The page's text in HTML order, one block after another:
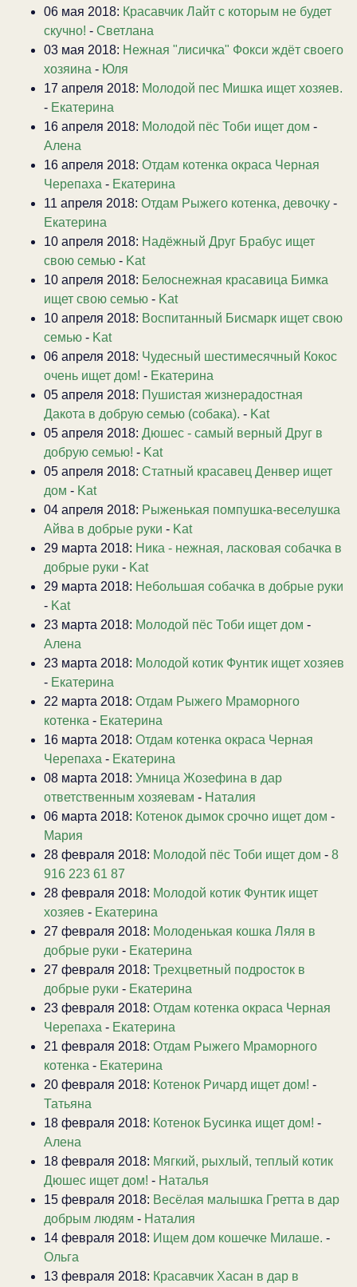
06 мая 2018: Красавчик Лайт с которым не будет
скучно! - Светлана
03 мая 2018: Нежная "лисичка" Фокси ждёт своего
хозяина - Юля
17 апреля 2018: Молодой пес Мишка ищет хозяев.
- Екатерина
16 апреля 2018: Молодой пёс Тоби ищет дом -
Алена
16 апреля 2018: Отдам котенка окраса Черная
Черепаха - Екатерина
11 апреля 2018: Отдам Рыжего котенка, девочку -
Екатерина
10 апреля 2018: Надёжный Друг Брабус ищет
свою семью - Kat
10 апреля 2018: Белоснежная красавица Бимка
ищет свою семью - Kat
10 апреля 2018: Воспитанный Бисмарк ищет свою
семью - Kat
06 апреля 2018: Чудесный шестимесячный Кокос
очень ищет дом! - Екатерина
05 апреля 2018: Пушистая жизнерадостная
Дакота в добрую семью (собака). - Kat
05 апреля 2018: Дюшес - самый верный Друг в
добрую семью! - Kat
05 апреля 2018: Статный красавец Денвер ищет
дом - Kat
04 апреля 2018: Рыженькая помпушка-веселушка
Айва в добрые руки - Kat
29 марта 2018: Ника - нежная, ласковая собачка в
добрые руки - Kat
29 марта 2018: Небольшая собачка в добрые руки
- Kat
23 марта 2018: Молодой пёс Тоби ищет дом -
Алена
23 марта 2018: Молодой котик Фунтик ищет хозяев
- Екатерина
22 марта 2018: Отдам Рыжего Мраморного
котенка - Екатерина
16 марта 2018: Отдам котенка окраса Черная
Черепаха - Екатерина
08 марта 2018: Умница Жозефина в дар
ответственным хозяевам - Наталия
06 марта 2018: Котенок дымок срочно ищет дом -
Мария
28 февраля 2018: Молодой пёс Тоби ищет дом - 8
916 223 61 87
28 февраля 2018: Молодой котик Фунтик ищет
хозяев - Екатерина
27 февраля 2018: Молоденькая кошка Ляля в
добрые руки - Екатерина
27 февраля 2018: Трехцветный подросток в
добрые руки - Екатерина
23 февраля 2018: Отдам котенка окраса Черная
Черепаха - Екатерина
21 февраля 2018: Отдам Рыжего Мраморного
котенка - Екатерина
20 февраля 2018: Котенок Ричард ищет дом! -
Татьяна
18 февраля 2018: Котенок Бусинка ищет дом! -
Алена
18 февраля 2018: Мягкий, рыхлый, теплый котик
Дюшес ищет дом! - Наталья
15 февраля 2018: Весёлая малышка Гретта в дар
добрым людям - Наталия
14 февраля 2018: Ищем дом кошечке Милаше. -
Ольга
13 февраля 2018: Красавчик Хасан в дар в